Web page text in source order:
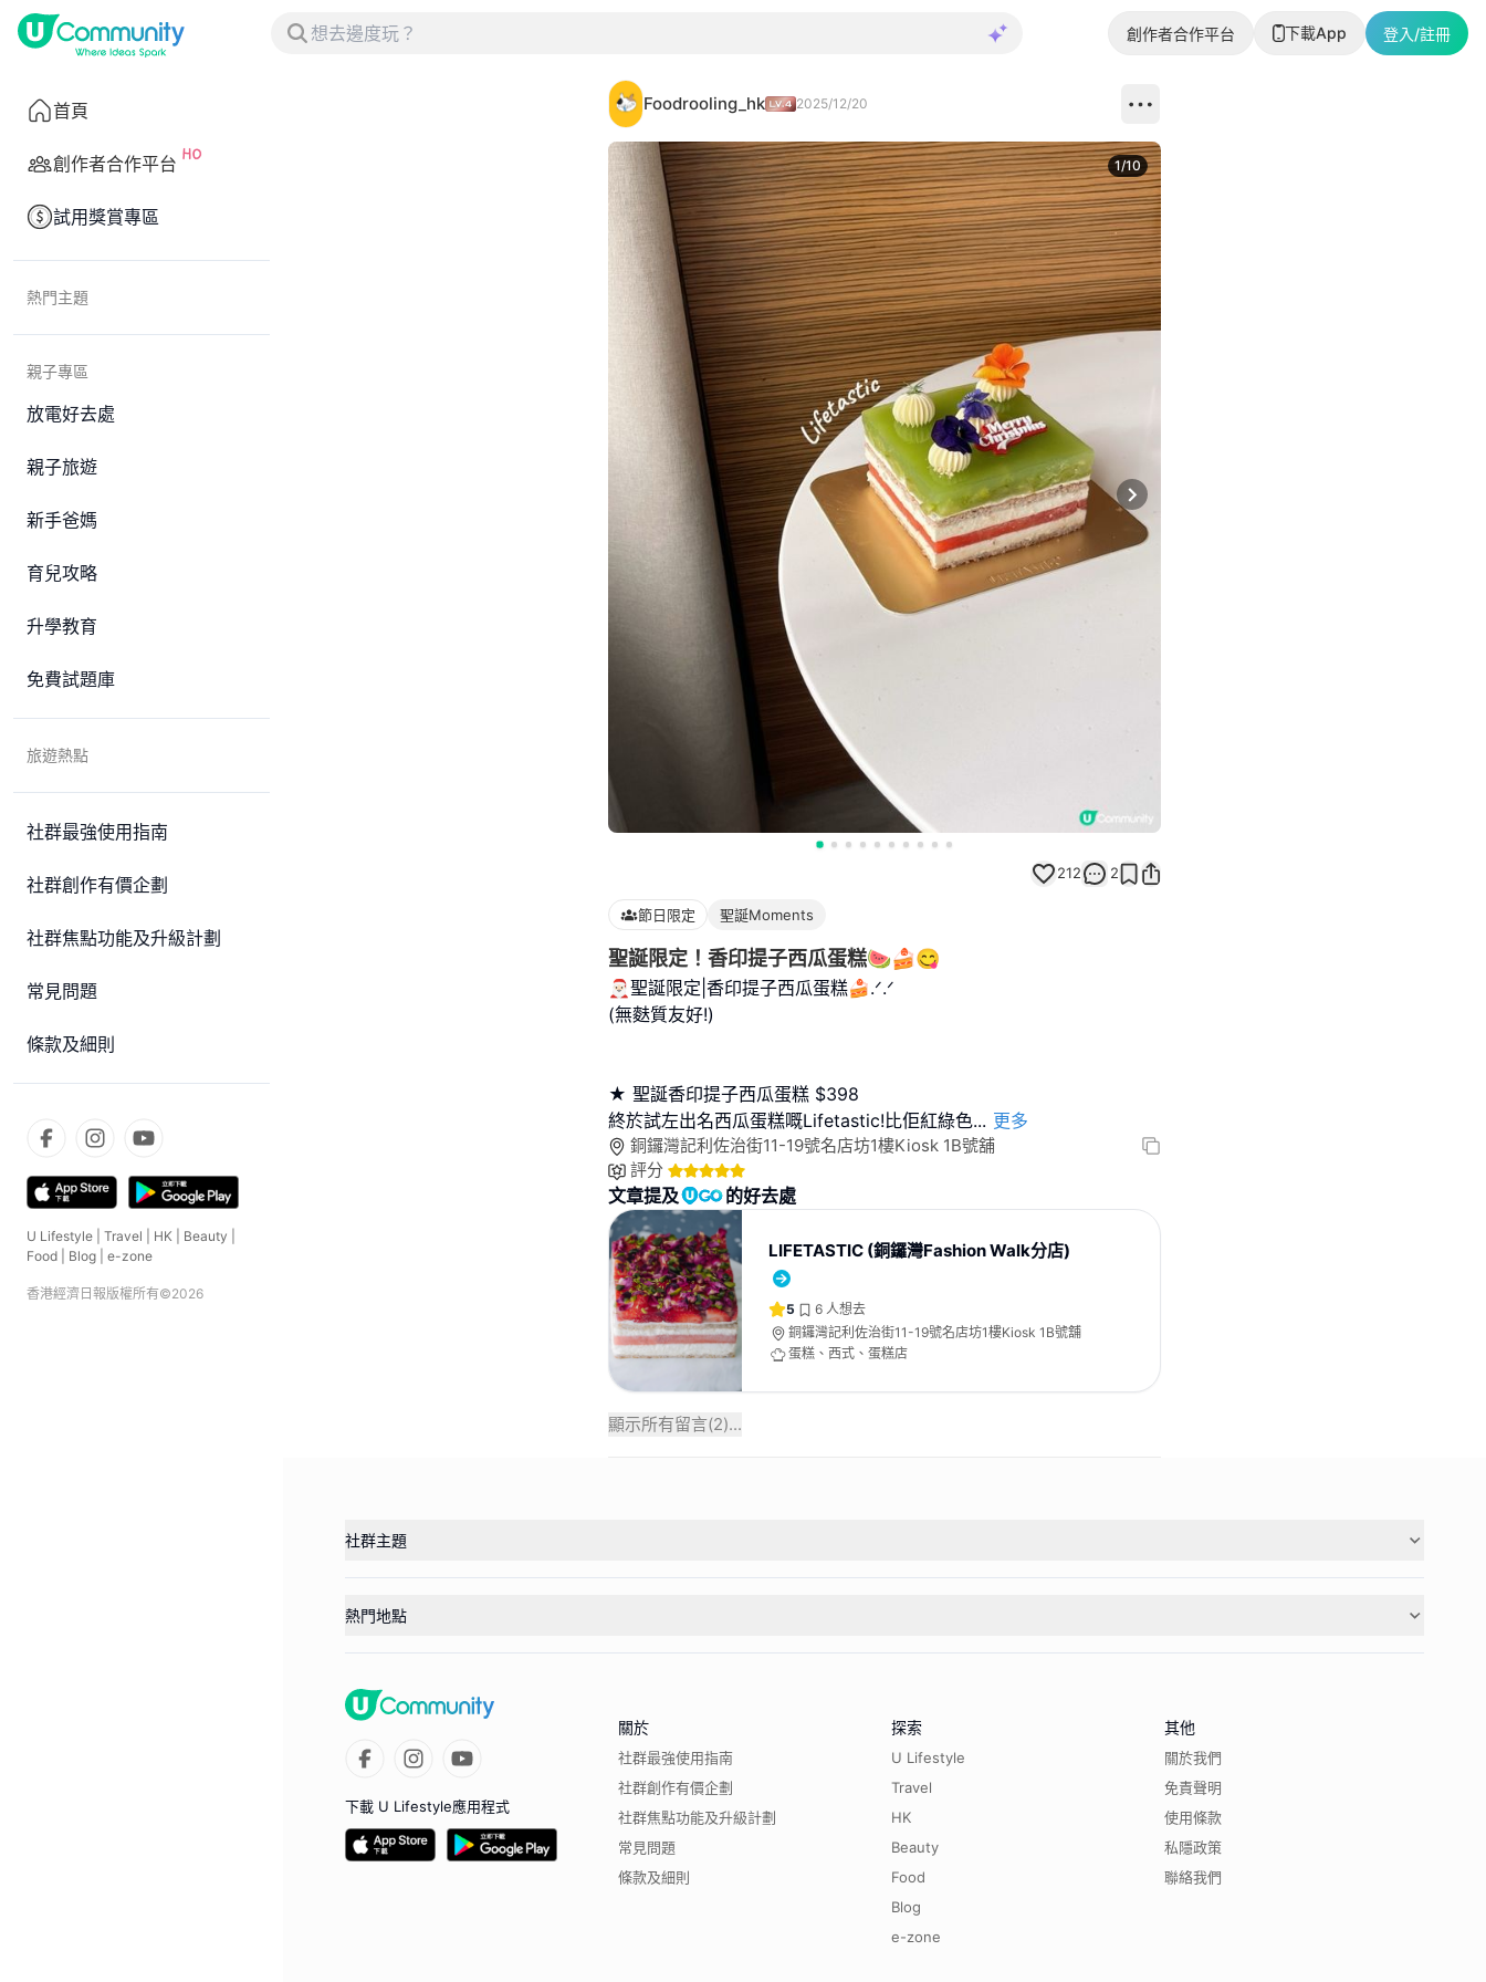
創作者合作平台 下載App 登入/註冊
首頁
創作者合作平台
試用獎賞專區
熱門主題
親子專區
放電好去處
親子旅遊
新手爸媽
育兒攻略
升學教育
免費試題庫
旅遊熱點
社群最強使用指南
社群創作有價企劃
社群焦點功能及升級計劃
常見問題
條款及細則
U Lifestyle Travel HK Beauty
Food
Blog e-zone
香港經濟日報版權所有©2026
Foodrooling_hk 2025/12/20
Next slide
1/10
212 2
節日限定 聖誕Moments
聖誕限定！香印提子西瓜蛋糕🍉🍰😋
🎅🏻聖誕限定|香印提子西瓜蛋糕🍰.ᐟ‪‪.ᐟ
(無麩質友好!)
★ 聖誕香印提子西瓜蛋糕 $398
終於試左出名西瓜蛋糕嘅Lifetastic!比佢紅綠色... 更多
銅鑼灣記利佐治街11-19號名店坊1樓Kiosk 1B號舖
評分
文章提及 的好去處
LIFETASTIC (銅鑼灣Fashion Walk分店)
5 6 人想去
銅鑼灣記利佐治街11-19號名店坊1樓Kiosk 1B號舖
蛋糕、西式、蛋糕店
顯示所有留言(2)...
社群主題
熱門地點
下載 U Lifestyle應用程式
關於
社群最強使用指南
社群創作有價企劃
社群焦點功能及升級計劃
常見問題
條款及細則
探索
U Lifestyle
Travel
HK
Beauty
Food
Blog
e-zone
其他
關於我們
免責聲明
使用條款
私隱政策
聯絡我們